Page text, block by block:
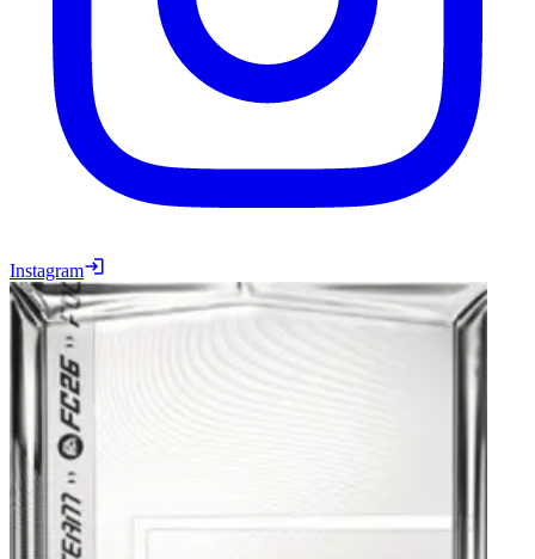
Instagram